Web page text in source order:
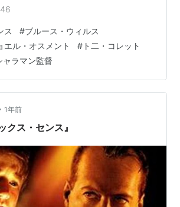
ス #ブルース・ウィルス
エル・オスメント # ト二・コレット
ャラマン監督
1年前
クス・センス』